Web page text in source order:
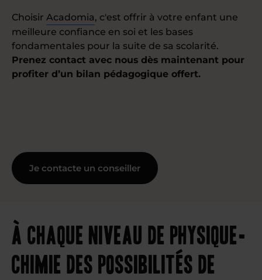
Choisir Acadomia, c'est offrir à votre enfant une
meilleure confiance en soi et les bases
fondamentales pour la suite de sa scolarité.
Prenez contact avec nous dès maintenant pour
profiter d’un bilan pédagogique offert.
Je contacte un conseiller
À chaque niveau de physique-
chimie des possibilités de